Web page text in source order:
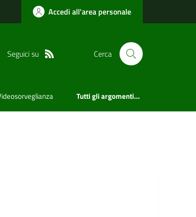
Accedi all'area personale
Seguici su Cerca
Tutti gli argomenti...